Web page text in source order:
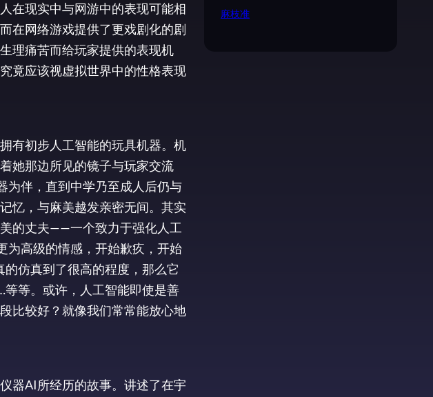
在现实中与网游中的表现可能相
在网络游戏提供了更戏剧化的剧
理痛苦而给玩家提供的表现机
竟应该视虚拟世界中的性格表现
有初步人工智能的玩具机器。机
她那边所见的镜子与玩家交流
伴，直到中学乃至成人后仍与
忆，与麻美越发亲密无间。其实
的丈夫——一个致力于强化人工
高级的情感，开始歉疚，开始
仿真到了很高的程度，那么它
等。或许，人工智能即使是善
比较好？就像我们常常能放心地
器AI所经历的故事。讲述了在宇
麻枝准